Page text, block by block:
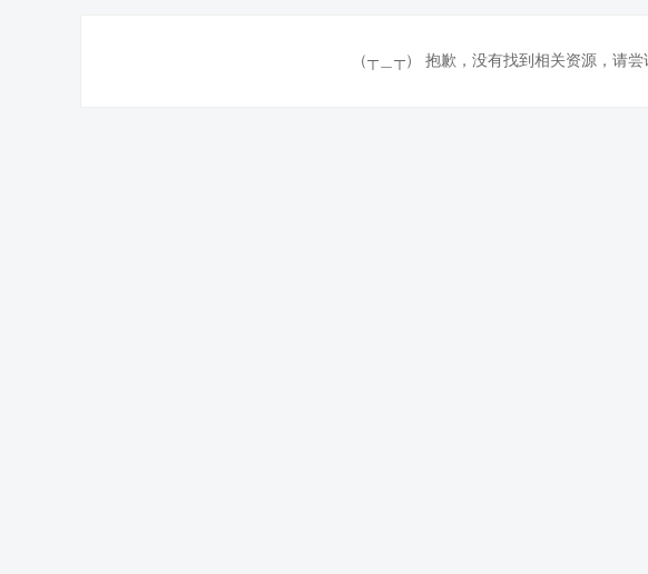
（┬＿┬） 抱歉，没有找到相关资源，请尝